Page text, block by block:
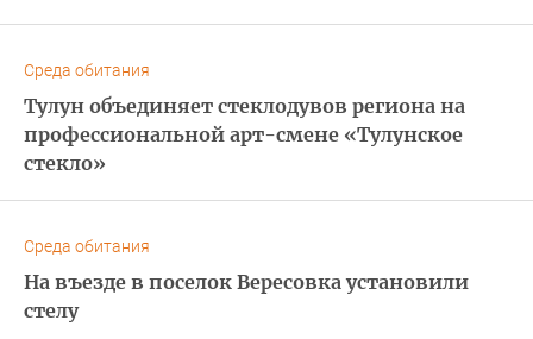
Среда обитания
Тулун объединяет стеклодувов региона на
профессиональной арт-смене «Тулунское
стекло»
Среда обитания
На въезде в поселок Вересовка установили
стелу